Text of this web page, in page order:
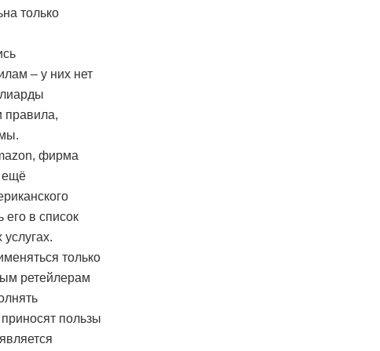
только
– у них нет
правила,
фирма
ещё
в список
только
ретейлерам
пользы